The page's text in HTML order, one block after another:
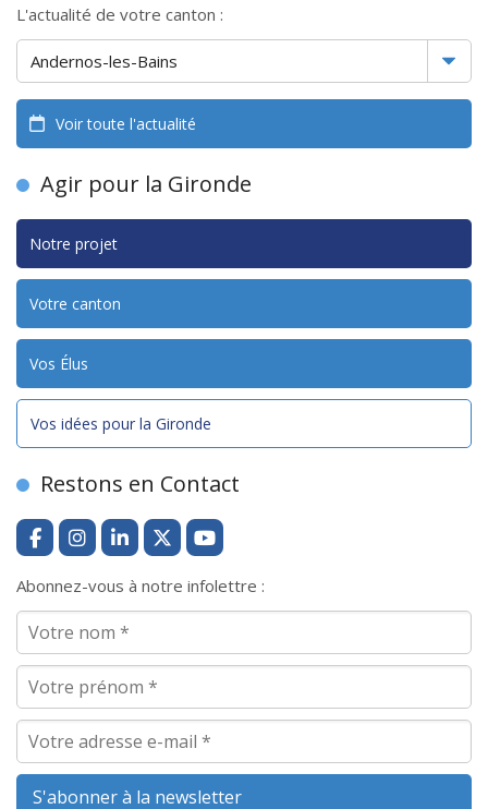
L'actualité de votre canton :
Voir toute l'actualité
Agir pour la Gironde
Notre projet
Votre canton
Vos Élus
Vos idées pour la Gironde
Restons en Contact
Abonnez-vous à notre infolettre :